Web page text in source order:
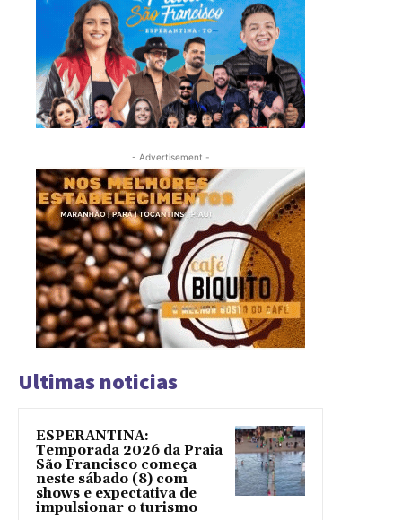
- Advertisement -
Ultimas noticias
ESPERANTINA:
Temporada 2026 da Praia
São Francisco começa
neste sábado (8) com
shows e expectativa de
impulsionar o turismo